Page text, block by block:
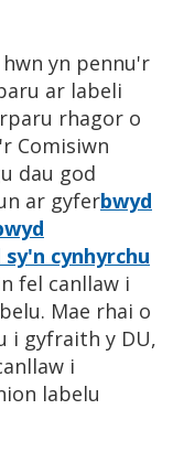
yn pennu'r
ar labeli
rhagor o
Comisiwn
dau god
ar gyferbwyd
cynhyrchu
fel canllaw i
Mae rhai o
i gyfraith y DU,
i
labelu